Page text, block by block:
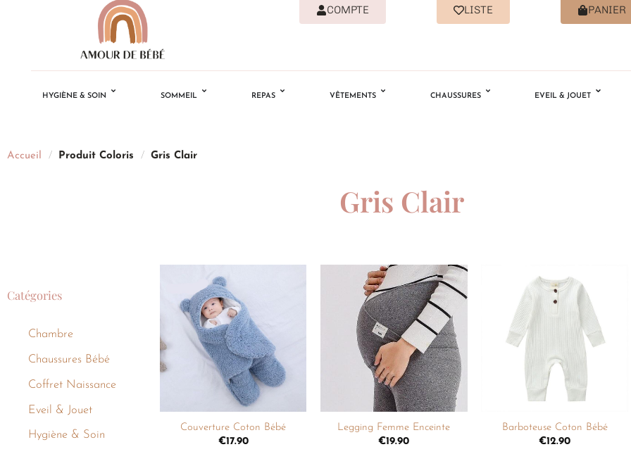
COMPTE LISTE PANIER
HYGIÈNE & SOIN SOMMEIL REPAS VÊTEMENTS CHAUSSURES EVEIL & JOUET
Accueil / Produit Coloris / Gris Clair
Gris Clair
Catégories
Chambre
Chaussures Bébé
Coffret Naissance
Eveil & Jouet
Hygiène & Soin
Couverture Coton Bébé
€17.90
Ajouter
à la
liste de
souhaits
Legging Femme Enceinte
€19.90
Ajouter
à la
liste de
souhaits
Barboteuse Coton Bébé
€12.90